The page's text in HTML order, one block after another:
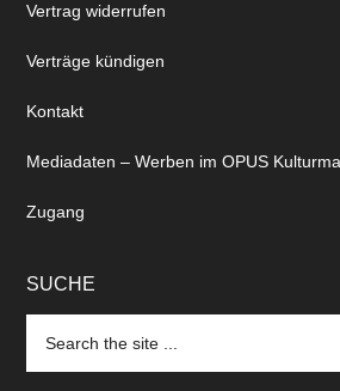
Vertrag widerrufen
Verträge kündigen
Kontakt
Mediadaten – Werben im OPUS
Zugang
SUCHE
the